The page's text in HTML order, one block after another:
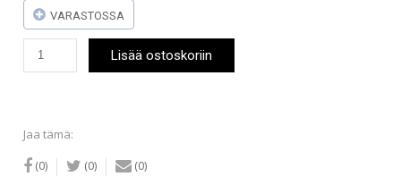
VARASTOSSA
Diablo-
valkoinen/messinki
Lisää ostoskoriin
Jaa tämä:
(0) (0) (0)